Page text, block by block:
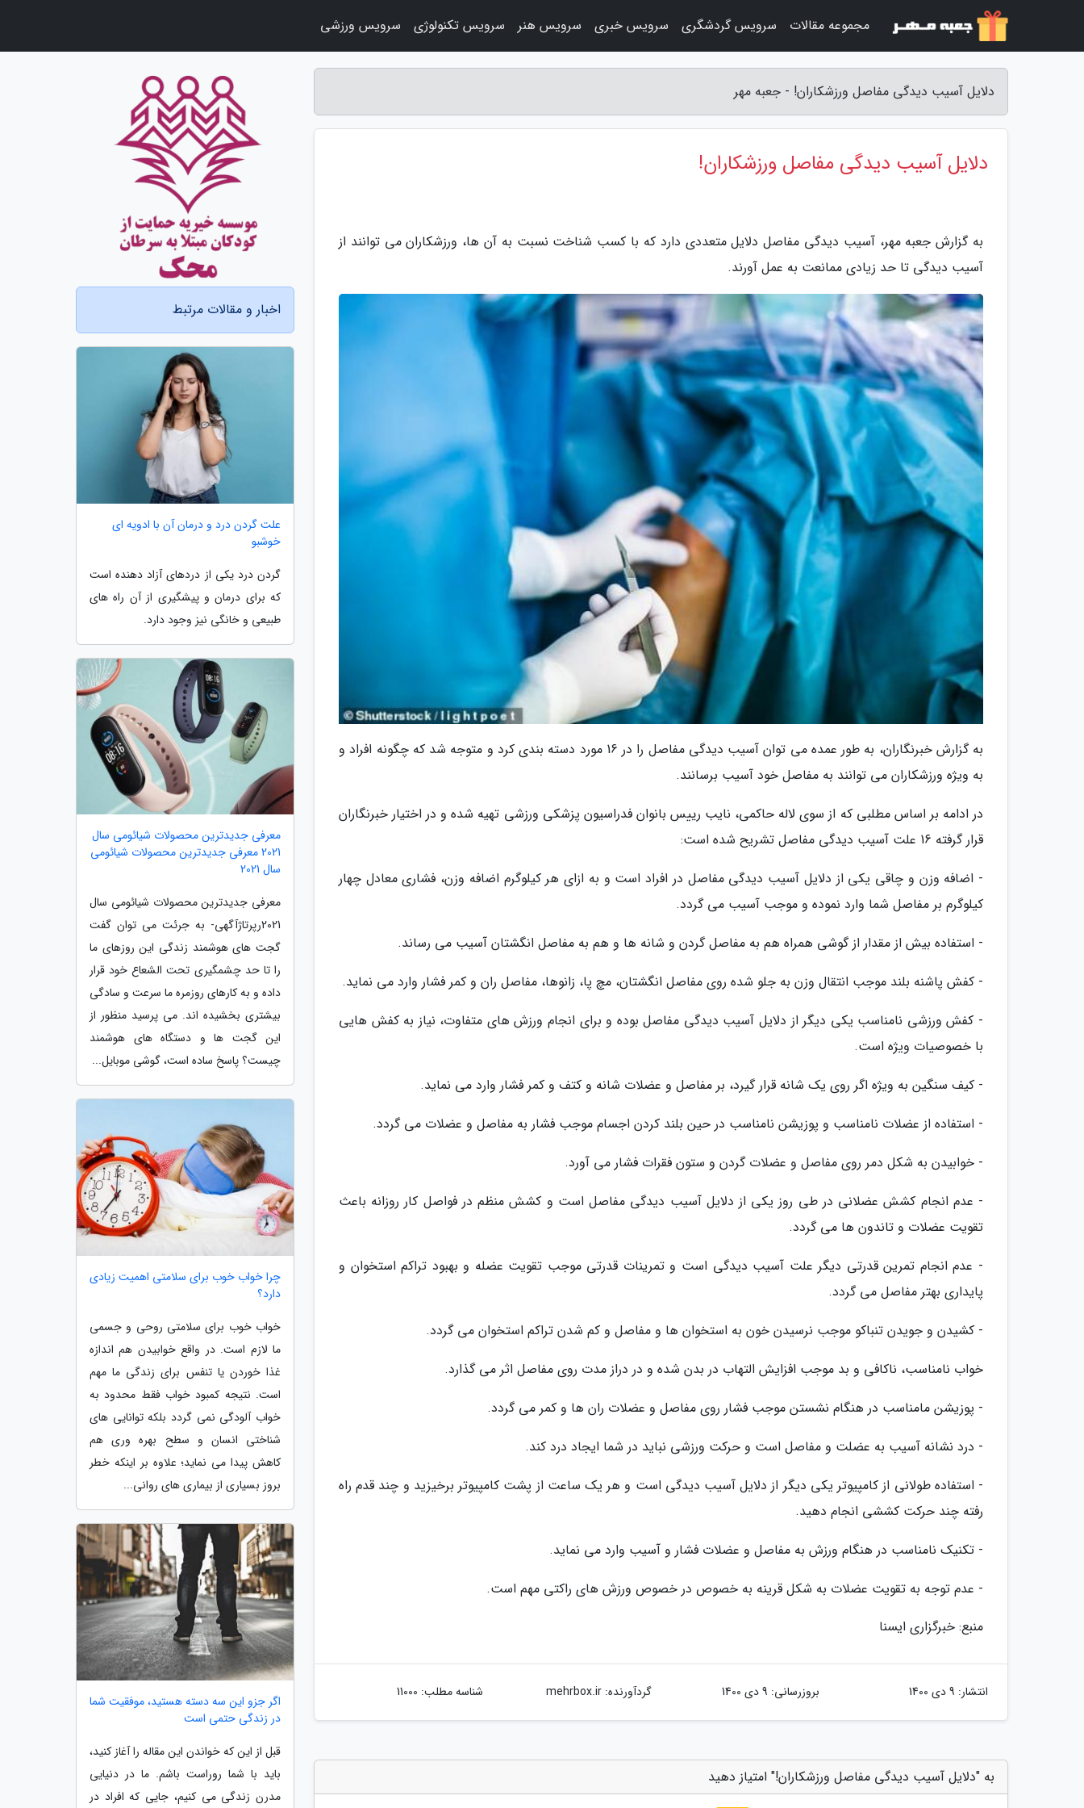
دلایل آسیب دیدگی مفاصل ورزشکاران! - جعبه مهر
دلایل آسیب دیدگی مفاصل ورزشکاران!
به گزارش جعبه مهر، آسیب دیدگی مفاصل دلایل متعددی دارد که با کسب شناخت نسبت به آن ها، ورزشکاران می توانند از
آسیب دیدگی تا حد زیادی ممانعت به عمل آورند.
به گزارش خبرنگاران، به طور عمده می توان آسیب دیدگی مفاصل را در 16 مورد دسته بندی کرد و متوجه شد که چگونه افراد و
به ویژه ورزشکاران می توانند به مفاصل خود آسیب برسانند.
در ادامه بر اساس مطلبی که از سوی لاله حاکمی، نایب رییس بانوان فدراسیون پزشکی ورزشی تهیه شده و در اختیار خبرنگاران
قرار گرفته 16 علت آسیب دیدگی مفاصل تشریح شده است:
- اضافه وزن و چاقی یکی از دلایل آسیب دیدگی مفاصل در افراد است و به ازای هر کیلوگرم اضافه وزن، فشاری معادل چهار
کیلوگرم بر مفاصل شما وارد نموده و موجب آسیب می گردد.
- استفاده بیش از مقدار از گوشی همراه هم به مفاصل گردن و شانه ها و هم به مفاصل انگشتان آسیب می رساند.
- کفش پاشنه بلند موجب انتقال وزن به جلو شده روی مفاصل انگشتان، مچ پا، زانوها، مفاصل ران و کمر فشار وارد می نماید.
- کفش ورزشی نامناسب یکی دیگر از دلایل آسیب دیدگی مفاصل بوده و برای انجام ورزش های متفاوت، نیاز به کفش هایی
با خصوصیات ویژه است.
- کیف سنگین به ویژه اگر روی یک شانه قرار گیرد، بر مفاصل و عضلات شانه و کتف و کمر فشار وارد می نماید.
- استفاده از عضلات نامناسب و پوزیشن نامناسب در حین بلند کردن اجسام موجب فشار به مفاصل و عضلات می گردد.
- خوابیدن به شکل دمر روی مفاصل و عضلات گردن و ستون فقرات فشار می آورد.
- عدم انجام کشش عضلانی در طی روز یکی از دلایل آسیب دیدگی مفاصل است و کشش منظم در فواصل کار روزانه باعث
تقویت عضلات و تاندون ها می گردد.
- عدم انجام تمرین قدرتی دیگر علت آسیب دیدگی است و تمرینات قدرتی موجب تقویت عضله و بهبود تراکم استخوان و
پایداری بهتر مفاصل می گردد.
- کشیدن و جویدن تنباکو موجب نرسیدن خون به استخوان ها و مفاصل و کم شدن تراکم استخوان می گردد.
خواب نامناسب، ناکافی و بد موجب افزایش التهاب در بدن شده و در دراز مدت روی مفاصل اثر می گذارد.
- پوزیشن مامناسب در هنگام نشستن موجب فشار روی مفاصل و عضلات ران ها و کمر می گردد.
- درد نشانه آسیب به عضلت و مفاصل است و حرکت ورزشی نباید در شما ایجاد درد کند.
- استفاده طولانی از کامپیوتر یکی دیگر از دلایل آسیب دیدگی است و هر یک ساعت از پشت کامپیوتر برخیزید و چند قدم راه
رفته چند حرکت کششی انجام دهید.
- تکنیک نامناسب در هنگام ورزش به مفاصل و عضلات فشار و آسیب وارد می نماید.
- عدم توجه به تقویت عضلات به شکل قرینه به خصوص در خصوص ورزش های راکتی مهم است.
منبع: خبرگزاری ایسنا
انتشار: 9 دی 1400 بروزرسانی: 9 دی 1400 گردآورنده:mehrbox.ir شناسه مطلب: 11000
به "دلایل آسیب دیدگی مفاصل ورزشکاران!" امتیاز دهید
اخبار و مقالات مرتبط
علت گردن درد و درمان آن با ادویه ای
خوشبو
گردن درد یکی از دردهای آزاد دهنده است
که برای درمان و پیشگیری از آن راه های
طبیعی و خانگی نیز وجود دارد.
معرفی جدیدترین محصولات شیائومی سال
2021 معرفی جدیدترین محصولات شیائومی
سال 2021
معرفی جدیدترین محصولات شیائومی سال
2021رپرتاژآگهی- به جرئت می توان گفت
گجت های هوشمند زندگی این روزهای ما
را تا حد چشمگیری تحت الشعاع خود قرار
داده و به کارهای روزمره ما سرعت و سادگی
بیشتری بخشیده اند. می پرسید منظور از
این گجت ها و دستگاه های هوشمند
چیست؟ پاسخ ساده است، گوشی موبایل...
چرا خواب خوب برای سلامتی اهمیت زیادی
دارد؟
خواب خوب برای سلامتی روحی و جسمی
ما لازم است. در واقع خوابیدن هم اندازه
غذا خوردن یا تنفس برای زندگی ما مهم
است. نتیجه کمبود خواب فقط محدود به
خواب آلودگی نمی گردد بلکه توانایی های
شناختی انسان و سطح بهره وری هم
کاهش پیدا می نماید؛ علاوه بر اینکه خطر
بروز بسیاری از بیماری های روانی...
اگر جزو این سه دسته هستید، موفقیت شما
در زندگی حتمی است
قبل از این که خواندن این مقاله را آغاز کنید،
باید با شما روراست باشم. ما در دنیایی
مدرن زندگی می کنیم، جایی که افراد در
مجموعه مقالات سرویس گردشگری سرویس خبری سرویس هنر سرویس تکنولوژی سرویس ورزشی